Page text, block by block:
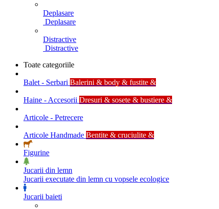
Deplasare
Deplasare
Distractive
Distractive
Toate categoriile
Balet - Serbari Balerini & body & fustite &
Haine - Accesorii Dresuri & sosete & bustiere &
Articole - Petrecere
Articole Handmade Bentite & cruciulite &
Figurine
Jucarii din lemn
Jucarii executate din lemn cu vopsele ecologice
Jucarii baieti